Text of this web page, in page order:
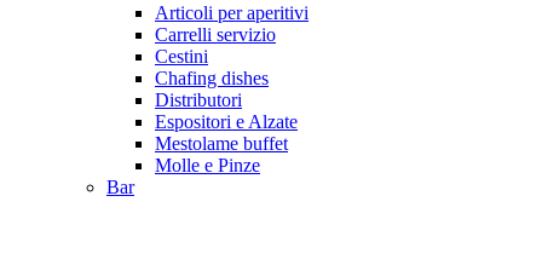
Articoli per aperitivi
Carrelli servizio
Cestini
Chafing dishes
Distributori
Espositori e Alzate
Mestolame buffet
Molle e Pinze
Bar